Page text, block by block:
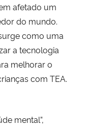
afetado um
do mundo.
como uma
a tecnologia
melhorar o
com TEA.
mental”,